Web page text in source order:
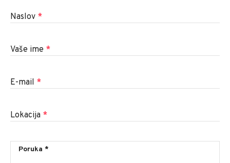
Naslov *
Vaše ime *
E-mail *
Lokacija *